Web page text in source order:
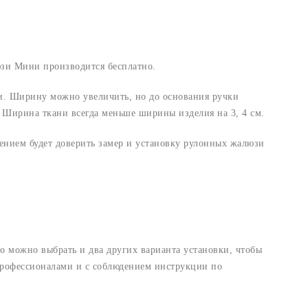
Мини производится бесплатно.
Ширину можно увеличить, но до основания ручки
ткани всегда меньше ширины изделия на 3, 4 см.
будет доверить замер и установку рулонных жалюзи
можно выбрать и два других варианта установки, чтобы
и с соблюдением инструкции по